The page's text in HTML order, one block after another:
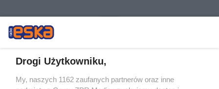
Drogi Użytkowniku,
My, naszych 1162 zaufanych partnerów oraz inne